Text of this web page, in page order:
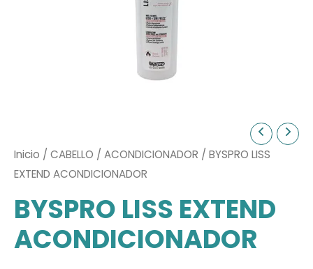
Inicio / CABELLO / ACONDICIONADOR / BYSPRO LISS
EXTEND ACONDICIONADOR
BYSPRO LISS EXTEND
ACONDICIONADOR